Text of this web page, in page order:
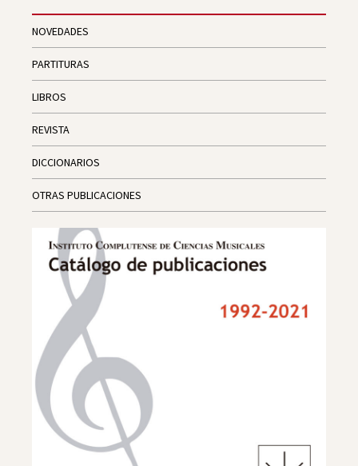
NOVEDADES
PARTITURAS
LIBROS
REVISTA
DICCIONARIOS
OTRAS PUBLICACIONES